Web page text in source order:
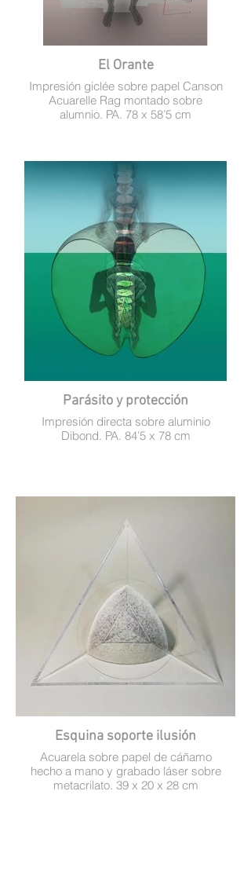
El Orante
Impresión giclée sobre papel Canson
Acuarelle Rag montado sobre
alumnio. PA. 78 x 58’5 cm
Parásito y protección
Impresión directa sobre aluminio
Dibond. PA. 84’5 x 78 cm
Esquina soporte ilusión
Acuarela sobre papel de cáñamo
hecho a mano y grabado láser sobre
metacrilato. 39 x 20 x 28 cm